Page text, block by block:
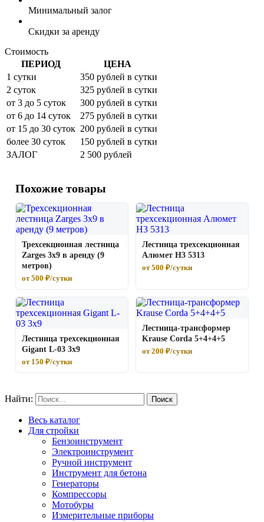
Минимальный залог
Скидки за аренду
Стоимость
ПЕРИОД
ЦЕНА
1 сутки
350 рублей в сутки
2 суток
325 рублей в сутки
от 3 до 5 суток
300 рублей в сутки
от 6 до 14 суток
275 рублей в сутки
от 15 до 30 суток 200 рублей в сутки
более 30 суток
150 рублей в сутки
ЗАЛОГ
2 500 рублей
Похожие товары
Трехсекционная лестница
Zarges 3х9 в аренду (9
метров)
от 500 ₽/сутки
Лестница трехсекционная
Алюмет H3 5313
от 500 ₽/сутки
Лестница трехсекционная
Gigant L-03 3х9
от 150 ₽/сутки
Лестница-трансформер
Krause Corda 5+4+4+5
от 200 ₽/сутки
Найти:
Весь каталог
Для стройки
Бензоинструмент
Электроинструмент
Ручной инструмент
Инструмент для бетона
Генераторы
Компрессоры
Мотобуры
Измерительные приборы